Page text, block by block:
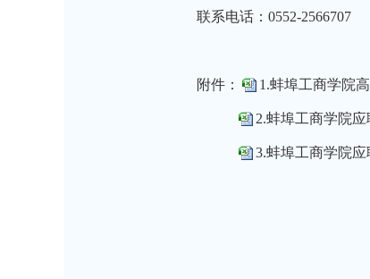
联系电话：0552-2566707
附件： 1.蚌埠工商学院
2.蚌埠工商学院
3.蚌埠工商学院